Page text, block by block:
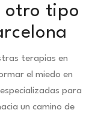
otro tipo
terapias en
el miedo en
para
un camino de